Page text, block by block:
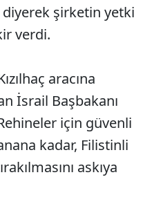
diyerek şirketin yetki
verdi.
aracına
İsrail Başbakanı
için güvenli
kadar, Filistinli
askıya